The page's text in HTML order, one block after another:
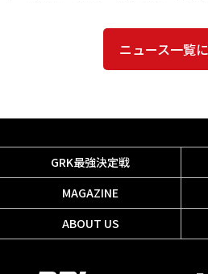
ニュース一覧
GRK最強決定戦
MAGAZINE
ABOUT US